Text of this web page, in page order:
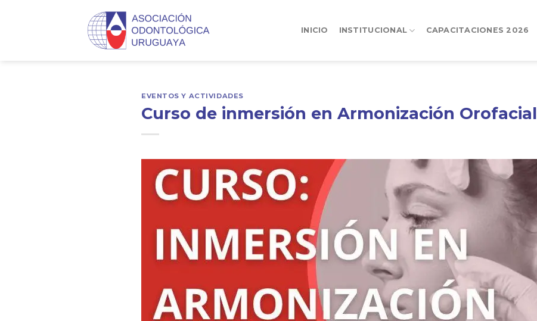
INICIO INSTITUCIONAL CAPACITACIONES 2026
EVENTOS Y ACTIVIDADES
Curso de inmersión en Armonización Orofacial